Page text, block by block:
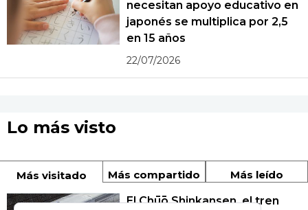
necesitan apoyo educativo en
japonés se multiplica por 2,5
en 15 años
22/07/2026
Lo más visto
Más visitado Más compartido Más leído
El Chūō Shinkansen, el tren